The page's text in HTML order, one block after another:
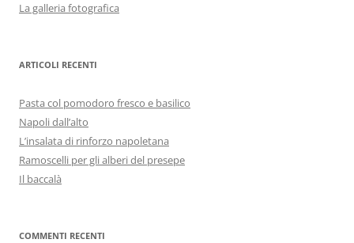
La galleria fotografica
ARTICOLI RECENTI
Pasta col pomodoro fresco e basilico
Napoli dall’alto
L’insalata di rinforzo napoletana
Ramoscelli per gli alberi del presepe
Il baccalà
COMMENTI RECENTI